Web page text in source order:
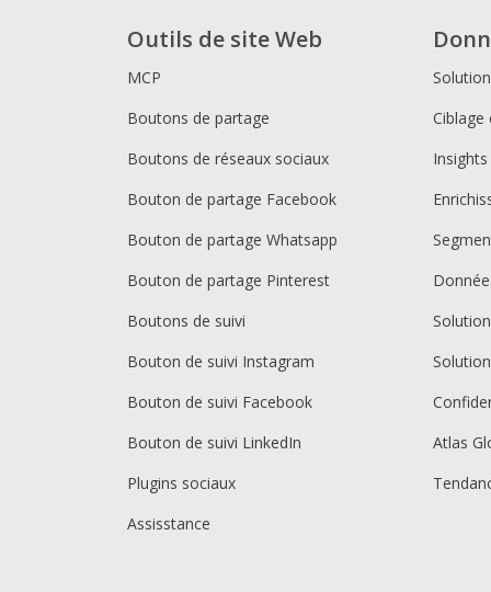
Outils de site Web
MCP
Boutons de partage
Boutons de réseaux sociaux
Bouton de partage Facebook
Bouton de partage Whatsapp
Bouton de partage Pinterest
Boutons de suivi
Bouton de suivi Instagram
Bouton de suivi Facebook
Bouton de suivi LinkedIn
Plugins sociaux
Assisstance
Atlas